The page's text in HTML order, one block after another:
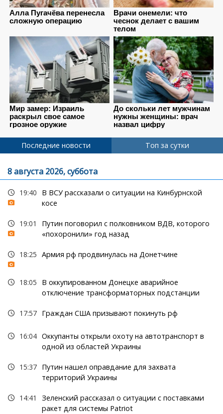
Последние новости Топ за сутки
8 августа 2026, суббота
19:40
В ВСУ рассказали о ситуации на Кинбурнской
косе
19:01
Путин поговорил с полковником ВДВ, которого
«похоронили» год назад
18:25 Армия рф продвинулась на Донетчине
18:05
В оккупированном Донецке аварийное
отключение трансформаторных подстанции
17:57 Граждан США призывают покинуть рф
16:04 Оккупанты открыли охоту на автотранспорт в
одной из областей Украины
15:37 Путин нашел оправдание для захвата
территорий Украины
14:41
Зеленский рассказал о ситуации с поставками
ракет для системы Patriot